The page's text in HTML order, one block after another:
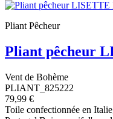
Pliant Pêcheur
Pliant pêcheur
Vent de Bohème
PLIANT_825222
79,99 €
Toile confectionnée en